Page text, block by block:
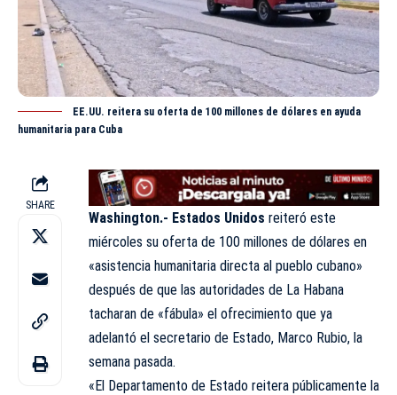
EE.UU. reitera su oferta de 100 millones de dólares en ayuda
humanitaria para Cuba
SHARE
Washington.- Estados Unidos reiteró este
miércoles su oferta de 100 millones de dólares en
«asistencia humanitaria directa al pueblo cubano»
después de que las autoridades de La Habana
tacharan de «fábula» el ofrecimiento que ya
adelantó el secretario de Estado, Marco Rubio, la
semana pasada.
«El Departamento de Estado reitera públicamente la